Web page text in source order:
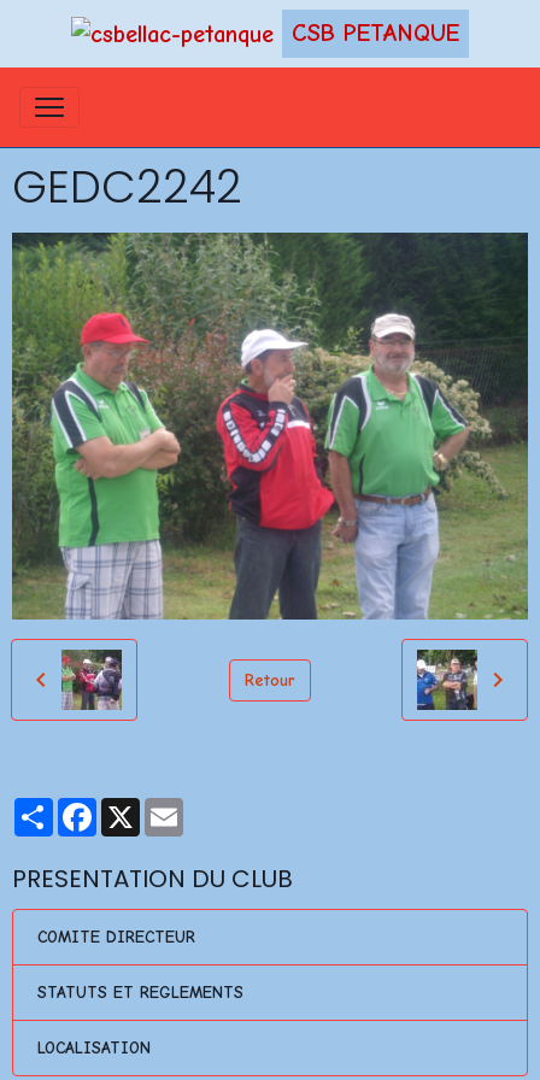
CSB PETANQUE
GEDC2242
Retour
PartagerFacebook
X
PRESENTATION DU CLUB
COMITE DIRECTEUR
STATUTS ET REGLEMENTS
LOCALISATION